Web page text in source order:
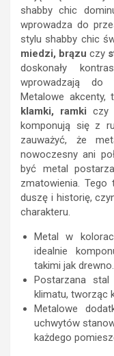
shabby chic
wprowadza do
stylu shabby chic
miedzi, brązu czy
doskonały
wprowadzają do
Metalowe akcenty,
klamki, ramki czy
komponują się z
zauważyć, że
nowoczesny ani
być metal
zmatowienia.
duszę i historię,
charakteru.
Metal w
idealnie
takimi jak drewno.
Postarzana
klimatu, tworząc
Metalowe
uchwytów
każdego